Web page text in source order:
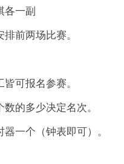
各一副
前两场比赛。
可报名参赛。
的多少决定名次。
一个（钟表即可）。